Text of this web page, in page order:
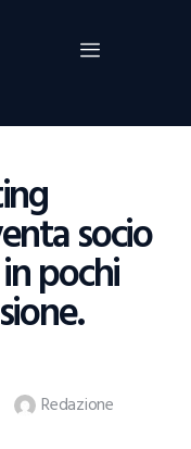
socio
pochi
Redazione